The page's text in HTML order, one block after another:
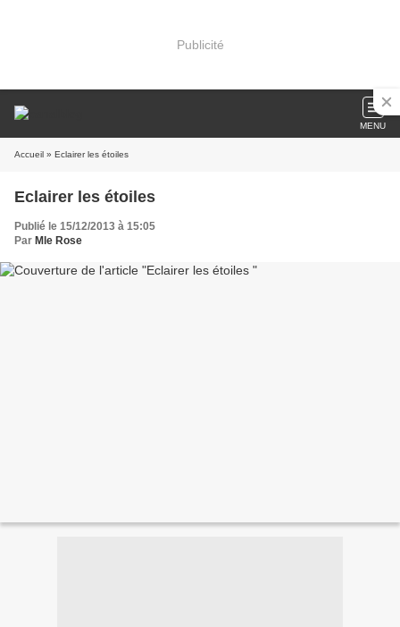
Publicité
MENU
Accueil » Eclairer les étoiles
Eclairer les étoiles
Publié le 15/12/2013 à 15:05
Par Mle Rose